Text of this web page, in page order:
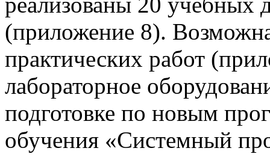
(приложение 8).
практических работ
лабораторное
подготовке по новым
обучения «Системный